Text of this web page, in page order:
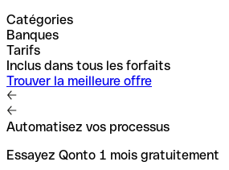
Catégories
Banques
Tarifs
Inclus dans tous les forfaits
Trouver la meilleure offre
Automatisez vos processus
Essayez Qonto 1 mois gratuitement